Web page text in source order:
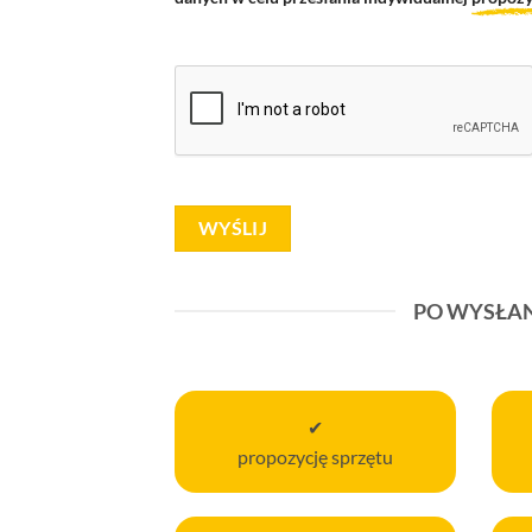
PO
✔
propozycję sprzętu